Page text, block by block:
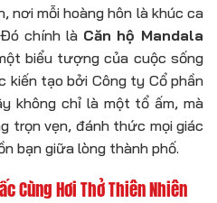
nơi mỗi hoàng hôn là khúc ca
chính là Căn hộ Mandala
biểu tượng của cuộc sống
kiến tạo bởi Công ty Cổ phần
không chỉ là một tổ ấm, mà
trọn vẹn, đánh thức mọi giác
bạn giữa lòng thành phố.
Cùng Hơi Thở Thiên Nhiên